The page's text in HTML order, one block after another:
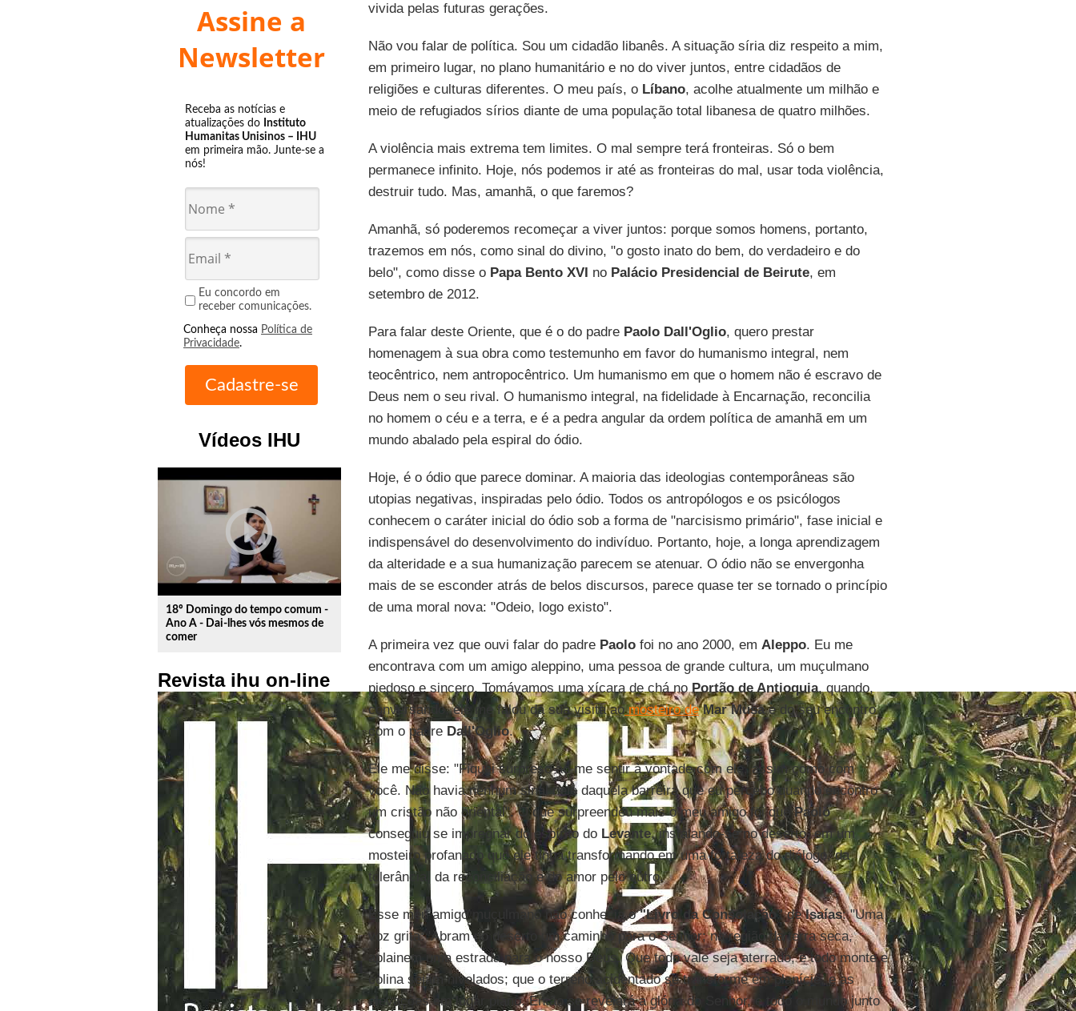
Assine a
Newsletter
Receba as notícias e
atualizações do Instituto
Humanitas Unisinos – IHU
em primeira mão. Junte-se a
nós!
Eu concordo em
receber comunicações.
Conheça nossa Política de
Privacidade.
Vídeos IHU
play_circle_outline
18º Domingo do tempo comum -
Ano A - Dai-lhes vós mesmos de
comer
Revista ihu on-line
vivida pelas futuras gerações.
Não vou falar de política. Sou um cidadão libanês. A situação síria diz respeito a mim,
em primeiro lugar, no plano humanitário e no do viver juntos, entre cidadãos de
religiões e culturas diferentes. O meu país, o Líbano, acolhe atualmente um milhão e
meio de refugiados sírios diante de uma população total libanesa de quatro milhões.
A violência mais extrema tem limites. O mal sempre terá fronteiras. Só o bem
permanece infinito. Hoje, nós podemos ir até as fronteiras do mal, usar toda violência,
destruir tudo. Mas, amanhã, o que faremos?
Amanhã, só poderemos recomeçar a viver juntos: porque somos homens, portanto,
trazemos em nós, como sinal do divino, "o gosto inato do bem, do verdadeiro e do
belo", como disse o Papa Bento XVI no Palácio Presidencial de Beirute, em
setembro de 2012.
Para falar deste Oriente, que é o do padre Paolo Dall'Oglio, quero prestar
homenagem à sua obra como testemunho em favor do humanismo integral, nem
teocêntrico, nem antropocêntrico. Um humanismo em que o homem não é escravo de
Deus nem o seu rival. O humanismo integral, na fidelidade à Encarnação, reconcilia
no homem o céu e a terra, e é a pedra angular da ordem política de amanhã em um
mundo abalado pela espiral do ódio.
Hoje, é o ódio que parece dominar. A maioria das ideologias contemporâneas são
utopias negativas, inspiradas pelo ódio. Todos os antropólogos e os psicólogos
conhecem o caráter inicial do ódio sob a forma de "narcisismo primário", fase inicial e
indispensável do desenvolvimento do indivíduo. Portanto, hoje, a longa aprendizagem
da alteridade e a sua humanização parecem se atenuar. O ódio não se envergonha
mais de se esconder atrás de belos discursos, parece quase ter se tornado o princípio
de uma moral nova: "Odeio, logo existo".
A primeira vez que ouvi falar do padre Paolofoi no ano 2000, em Aleppo. Eu me
encontrava com um amigo aleppino, uma pessoa de grande cultura, um muçulmano
piedoso e sincero. Tomávamos uma xícara de chá noPortão de Antioquia, quando,
conversando, ele me falou da sua visita aomosteiro de Mar Musae do seu encontro
com o padre Dall'Oglio.
Ele me disse: "Fiquei surpreso ao me sentir à vontade com ele, assim como com
você. Não havia nenhum sinal nele daquela barreira que eu percebo quando encontro
um cristão não oriental". O que surpreendeu mais o meu amigo foi quePaolo
conseguiu se impregnar do espírito do Levante, instalando-se no deserto, em um
mosteiro profanado que ele tinha transformando em uma fortaleza do diálogo, da
tolerância, da reconciliação e do amor pelo outro.
Esse meu amigo muçulmano não conhecia o"Livro da Consolação"deIsaías: "Uma
voz grita: 'Abram no deserto um caminho para o Senhor; na região da terra seca,
aplainem uma estrada para o nosso Deus. Que todo vale seja aterrado, e todo monte e
colina sejam nivelados; que o terreno acidentado se transforme em planície, e as
elevações em lugar plano. Então se revelará a glória do Senhor, e todo o mundo junto